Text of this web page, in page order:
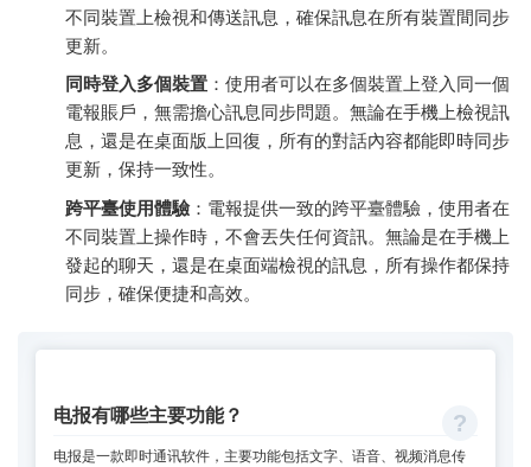
不同裝置上檢視和傳送訊息，確保訊息在所有裝置間同步
更新。
同時登入多個裝置 ：使用者可以在多個裝置上登入同一個
電報賬戶，無需擔心訊息同步問題。無論在手機上檢視訊
息，還是在桌面版上回復，所有的對話內容都能即時同步
更新，保持一致性。
跨平臺使用體驗：電報提供一致的跨平臺體驗，使用者在
不同裝置上操作時，不會丟失任何資訊。無論是在手機上
發起的聊天，還是在桌面端檢視的訊息，所有操作都保持
同步，確保便捷和高效。
电报有哪些主要功能？
电报是一款即时通讯软件，主要功能包括文字、语音、视频消息传